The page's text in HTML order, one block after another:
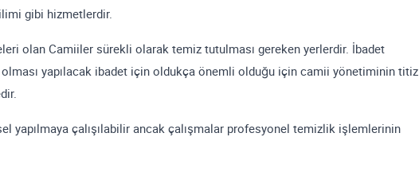
gibi hizmetlerdir.
olan Camiiler sürekli olarak temiz tutulması gereken yerlerdir. İbadet
yapılacak ibadet için oldukça önemli olduğu için camii yönetiminin titiz
yapılmaya çalışılabilir ancak çalışmalar profesyonel temizlik işlemlerinin